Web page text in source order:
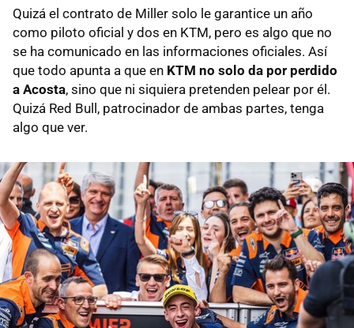
Quizá el contrato de Miller solo le garantice un año
como piloto oficial y dos en KTM, pero es algo que no
se ha comunicado en las informaciones oficiales. Así
que todo apunta a que en KTM no solo da por perdido
a Acosta, sino que ni siquiera pretenden pelear por él.
Quizá Red Bull, patrocinador de ambas partes, tenga
algo que ver.